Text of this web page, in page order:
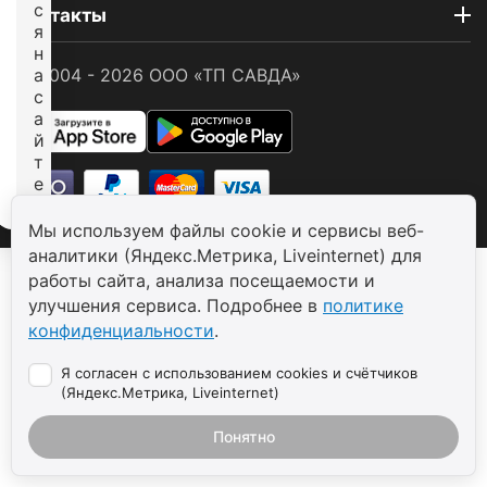
Контакты
© 2004 - 2026 ООО «ТП САВДА»
с
я
н
а
с
а
й
т
е
Мы используем файлы cookie и сервисы веб-
аналитики (Яндекс.Метрика, Liveinternet) для
работы сайта, анализа посещаемости и
улучшения сервиса. Подробнее в политике
конфиденциальности.
Я согласен с использованием cookies и счётчиков
(Яндекс.Метрика, Liveinternet)
Понятно